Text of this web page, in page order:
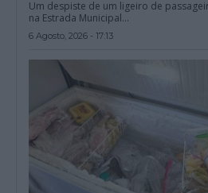
Um despiste de um ligeiro de
na Estrada Municipal...
6 Agosto, 2026 - 17:13